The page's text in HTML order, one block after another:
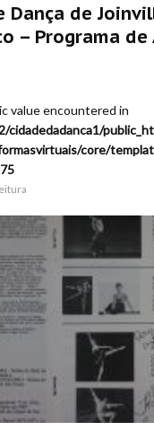
Dança de
– Programa
value encountered in
core/